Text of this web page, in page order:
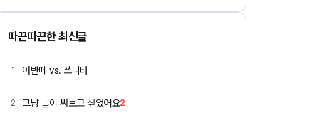
따끈따끈한 최신글
1 아반떼 vs. 쏘나타
2 그냥 글이 써보고 싶었어요2